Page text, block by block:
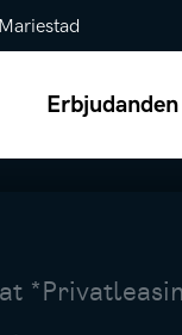
Mariestad
Erbjudanden